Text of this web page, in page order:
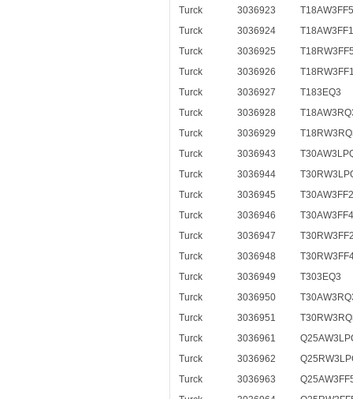
Turck
3036923
Turck
3036924
Turck
3036925
Turck
3036926
Turck
3036927
T183EQ3
Turck
3036928
Turck
3036929
Turck
3036943
Turck
3036944
Turck
3036945
Turck
3036946
Turck
3036947
Turck
3036948
Turck
3036949
T303EQ3
Turck
3036950
Turck
3036951
Turck
3036961
Turck
3036962
Turck
3036963